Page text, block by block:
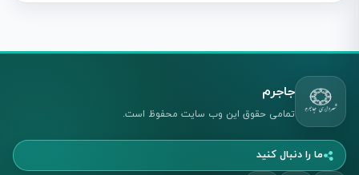
جاجرم
تمامی حقوق این وب سایت محفوظ است.
ما را دنبال کنید